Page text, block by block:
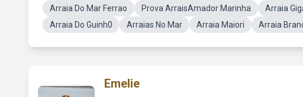
Arraia Do Mar Ferrao
Prova ArraisAmador Marinha Arraia
Arraia Do Guinh0
Arraias No Mar Arraia Maiori Arraia
Emelie